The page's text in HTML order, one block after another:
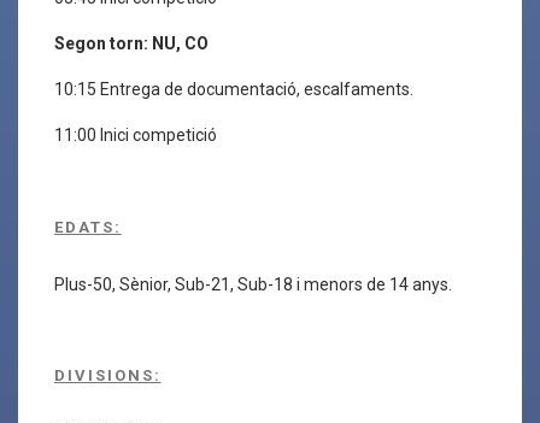
Segon torn: NU, CO
10:15 Entrega de documentació, escalfaments.
11:00 Inici competició
EDATS:
Plus-50, Sènior, Sub-21, Sub-18 i menors de 14 anys.
DIVISIONS: